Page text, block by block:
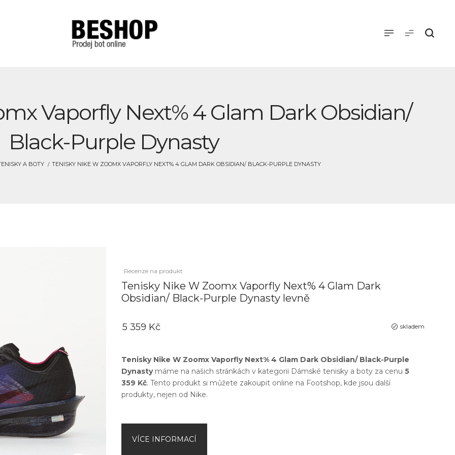
Vaporfly Next% 4 Glam Dark Obsidian/
Black-Purple Dynasty
A BOTY TENISKY NIKE W ZOOMX VAPORFLY NEXT% 4 GLAM DARK OBSIDIAN/ BLACK-PURPLE DYNASTY
Recenze na produkt
Tenisky Nike W Zoomx Vaporfly Next% 4 Glam Dark
Obsidian/ Black-Purple Dynasty levně
skladem
5 359 Kč
Tenisky Nike W Zoomx Vaporfly Next% 4 Glam Dark Obsidian/ Black-Purple
Dynastymáme na našich stránkách v kategorii Dámské tenisky a boty za cenu 5
359 Kč. Tento produkt si můžete zakoupit online na Footshop, kde jsou další
produkty, nejen od Nike.
VÍCE INFORMACÍ